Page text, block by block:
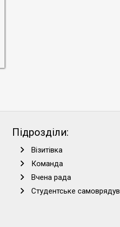
Підрозділи:
Візитівка
Команда
Вчена рада
Студентське